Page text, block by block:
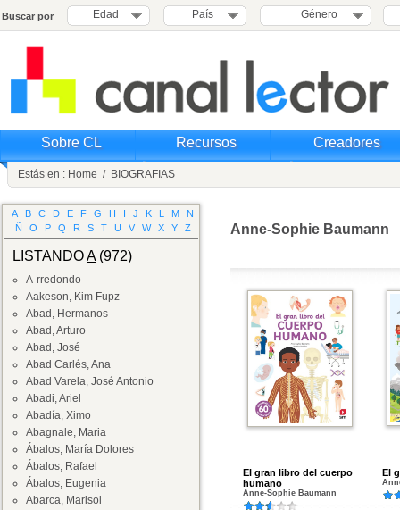
Buscar por Edad País Género
Sobre CL Recursos Creadores
Estás en : Home / BIOGRAFIAS
A B C D E F G H I J K L M
N
Ñ
O P Q R S T U V W X Y Z
LISTANDOA(972)
A-rredondo
Aakeson, Kim Fupz
Abad, Hermanos
Abad, Arturo
Abad, José
Abad Carlés, Ana
Abad Varela, José Antonio
Abadi, Ariel
Abadía, Ximo
Abagnale, Maria
Ábalos, María Dolores
Ábalos, Rafael
Ábalos, Eugenia
Abarca, Marisol
Anne-Sophie Baumann
El gran libro del cuerpo
humano
Anne-Sophie Baumann
El